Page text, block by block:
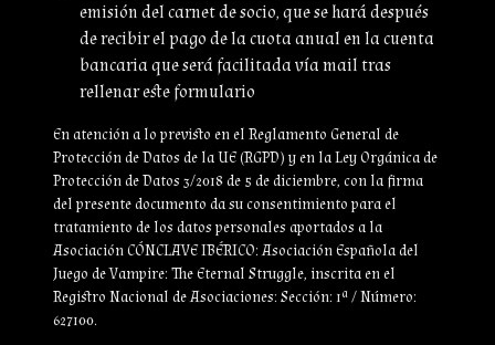
emisión del carnet de socio, que se hará después
de recibir el pago de la cuota anual en la cuenta
bancaria que será facilitada vía mail tras
rellenar este formulario
En atención a lo previsto en el Reglamento General de
Protección de Datos de la UE (RGPD) y en la Ley Orgánica de
Protección de Datos 3/2018 de 5 de diciembre, con la firma
del presente documento da su consentimiento para el
tratamiento de los datos personales aportados a la
Asociación CÓNCLAVE IBÉRICO: Asociación Española del
Juego de Vampire: The Eternal Struggle, inscrita en el
Registro Nacional de Asociaciones: Sección: 1ª / Número:
627100.